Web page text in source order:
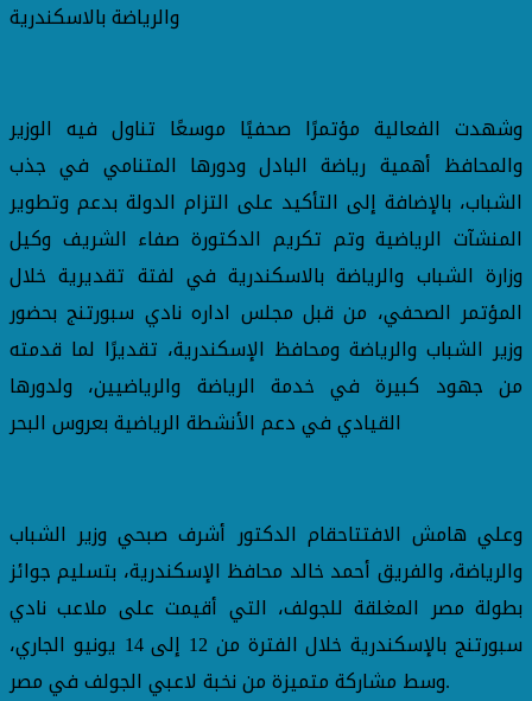
وشهدت الفعالية مؤتمرًا صحفيًا موسعًا تناول فيه الوزير
والمحافظ أهمية رياضة البادل ودورها المتنامي في جذب
الشباب، بالإضافة إلى التأكيد على التزام الدولة بدعم وتطوير
المنشآت الرياضية وتم تكريم الدكتورة صفاء الشريف وكيل
وزارة الشباب والرياضة بالاسكندرية في لفتة تقديرية خلال
المؤتمر الصحفي، من قبل مجلس اداره نادي سبورتنج بحضور
وزير الشباب والرياضة ومحافظ الإسكندرية، تقديرًا لما قدمته
من جهود كبيرة في خدمة الرياضة والرياضيين، ولدورها
وعلي هامش الافتتاحقام الدكتور أشرف صبحي وزير الشباب
والرياضة، والفريق أحمد خالد محافظ الإسكندرية، بتسليم جوائز
بطولة مصر المغلقة للجولف، التي أقيمت على ملاعب نادي
سبورتنج بالإسكندرية خلال الفترة من 12 إلى 14 يونيو الجاري،
وسط مشاركة متميزة من نخبة لاعبي الجولف في مصر.